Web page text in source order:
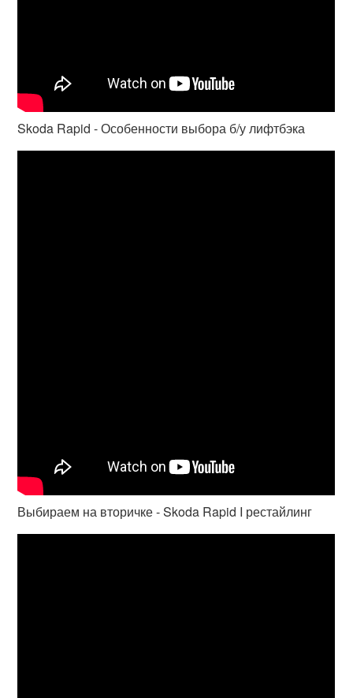
Skoda Rapid - Особенности выбора б/у лифтбэка
Выбираем на вторичке - Skoda Rapid I рестайлинг